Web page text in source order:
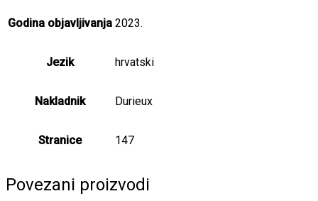
Godina objavljivanja 2023.
Jezik hrvatski
Nakladnik Durieux
Stranice 147
Povezani proizvodi